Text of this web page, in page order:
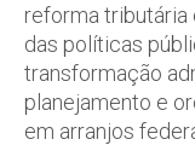
reforma tributária
das políticas
transformação
planejamento e
em arranjos